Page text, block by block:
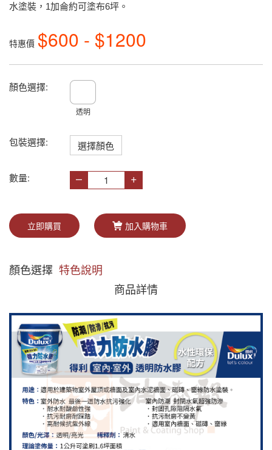
水塗裝，1加侖約可塗布6坪。
特惠價 $600 - $1200
顏色選擇:
透明
包裝選擇: 選擇顏色
數量: – +
立即購買 加入購物車
顏色選擇 特色說明
商品詳情